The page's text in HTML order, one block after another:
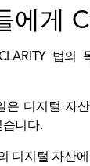
에게
법의
디지털 자
니다.
디지털 자산